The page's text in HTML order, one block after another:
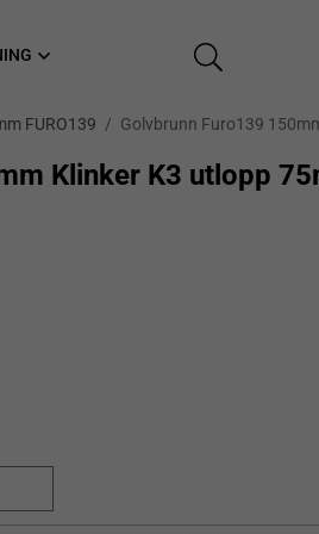
FURO139 / Golvbrunn Furo139
Klinker K3 utlopp